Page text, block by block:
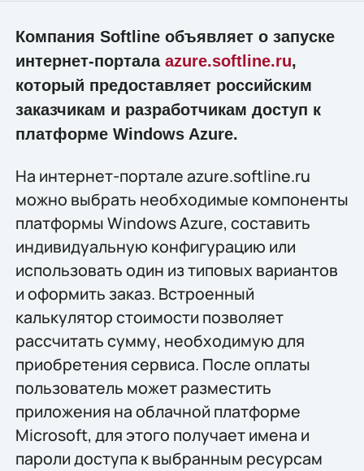
Компания Softline объявляет о запуске
интернет-портала azure.softline.ru,
который предоставляет российским
заказчикам и разработчикам доступ к
платформе Windows Azure.
На интернет-портале azure.softline.ru
можно выбрать необходимые компоненты
платформы Windows Azure, составить
индивидуальную конфигурацию или
использовать один из типовых вариантов
и оформить заказ. Встроенный
калькулятор стоимости позволяет
рассчитать сумму, необходимую для
приобретения сервиса. После оплаты
пользователь может разместить
приложения на облачной платформе
Microsoft, для этого получает имена и
пароли доступа к выбранным ресурсам